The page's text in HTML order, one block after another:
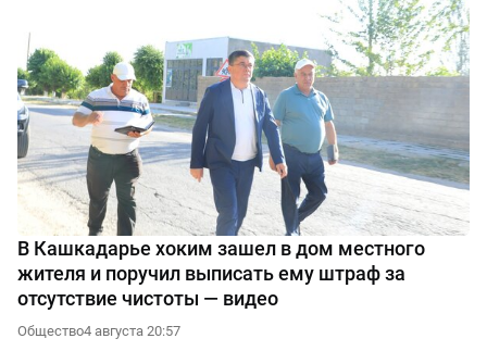
В Кашкадарье хоким зашел в дом местного
жителя и поручил выписать ему штраф за
отсутствие чистоты — видео
Общество4 августа 20:57